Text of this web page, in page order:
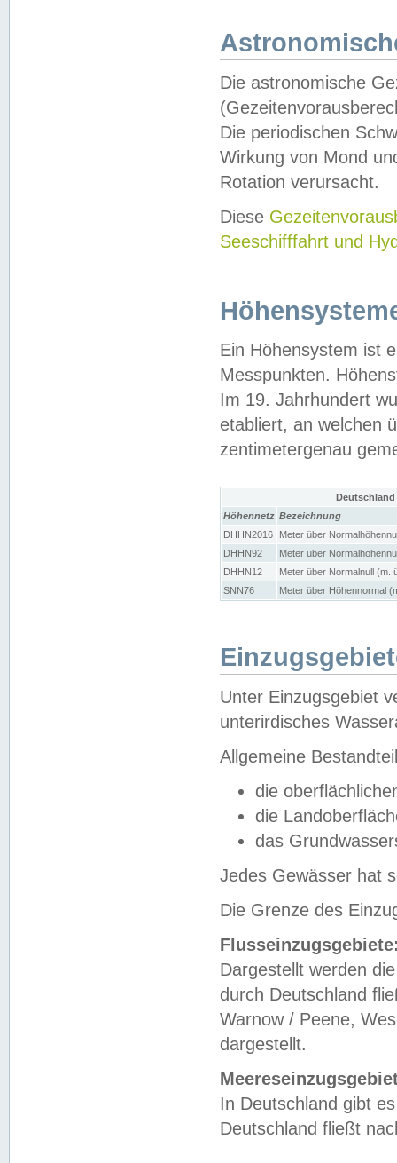
Die astronomische
Die periodischen
Wirkung von Mond
Rotation verursacht.
Diese
Seeschifffahrt und
Ein Höhensystem ist
Messpunkten.
Im 19. Jahrhundert
etabliert, an welchen
zentimetergenau
Höhennetz Bezeichnung
DHHN2016
Meter über
DHHN92
Meter über
DHHN12
Meter über Normalnull (m.
SNN76
Meter über Höhennormal
Unter Einzugsgebiet
unterirdisches
Allgemeine
die
die
das
Jedes Gewässer hat
Die Grenze des
Dargestellt werden
durch Deutschland
Warnow / Peene,
dargestellt.
In Deutschland gibt
Deutschland fließt